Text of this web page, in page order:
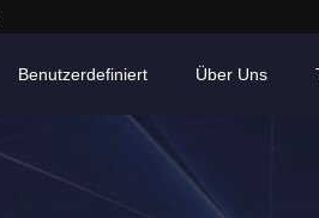
Über Uns
Benutzerdefiniert